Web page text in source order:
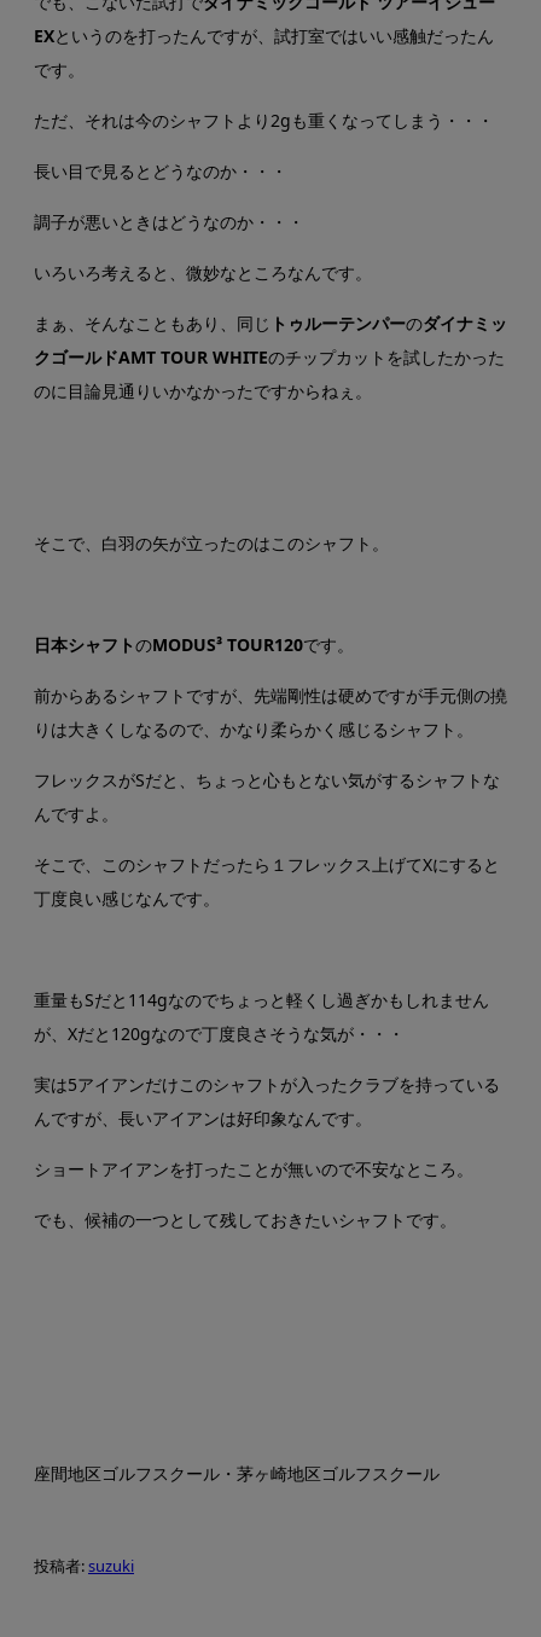
EXというのを打ったんですが、試打室ではいい感触だったん
です。
ただ、それは今のシャフトより2gも重くなってしまう・・・
長い目で見るとどうなのか・・・
調子が悪いときはどうなのか・・・
いろいろ考えると、微妙なところなんです。
まぁ、そんなこともあり、同じ トゥルーテンパーのダイナミッ
クゴールドAMT TOUR WHITEのチップカットを試したかった
のに目論見通りいかなかったですからねぇ。
そこで、白羽の矢が立ったのはこのシャフト。
日本シャフトのMODUS³ TOUR120です。
前からあるシャフトですが、先端剛性は硬めですが手元側の撓
りは大きくしなるので、かなり柔らかく感じるシャフト。
フレックスがSだと、ちょっと心もとない気がするシャフトな
んですよ。
そこで、このシャフトだったら１フレックス上げてXにすると
丁度良い感じなんです。
重量もSだと114gなのでちょっと軽くし過ぎかもしれません
が、Xだと120gなので丁度良さそうな気が・・・
実は5アイアンだけこのシャフトが入ったクラブを持っている
んですが、長いアイアンは好印象なんです。
ショートアイアンを打ったことが無いので不安なところ。
でも、候補の一つとして残しておきたいシャフトです。
座間地区ゴルフスクール・茅ヶ崎地区ゴルフスクール
投稿者:suzuki